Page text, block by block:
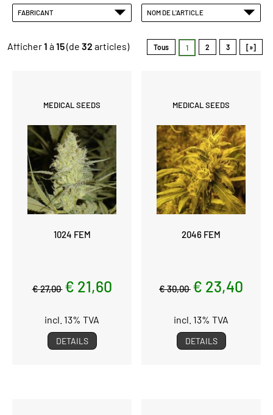
FABRICANT NOM DE L'ARTICLE
Afficher1 à15(de 32 articles) Tous 1 2 3 [»]
MEDICAL SEEDS
1024 FEM
€ 27,00 € 21,60
incl. 13% TVA
DETAILS
MEDICAL SEEDS
2046 FEM
€ 30,00 € 23,40
incl. 13% TVA
DETAILS